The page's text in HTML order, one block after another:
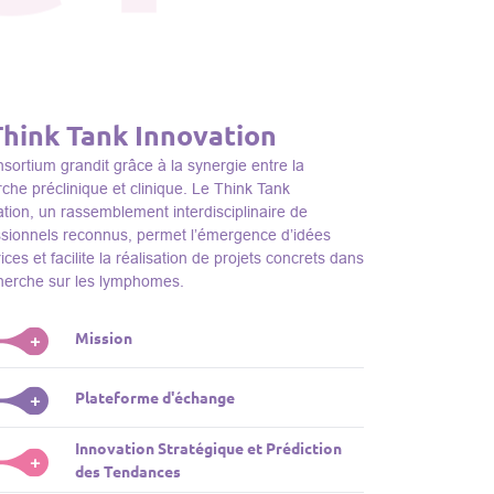
Tank Innovation
grandit grâce à la synergie entre la
préclinique et clinique. Le Think Tank
un rassemblement interdisciplinaire de
reconnus, permet l’émergence d’idées
et facilite la réalisation de projets concrets dans
sur les lymphomes.
+ Mission
Tank initie des projets, façonne des initiatives de
des porteurs et promeut l’unité parmi les
du consortium, jouant ainsi un rôle essentiel
promotion de la recherche sur les lymphomes.
+ Plateforme d'échange
Tank sert de plateforme dynamique pour
des plateformes technologiques et des
+
Innovation Stratégique et Prédiction
des Tendances